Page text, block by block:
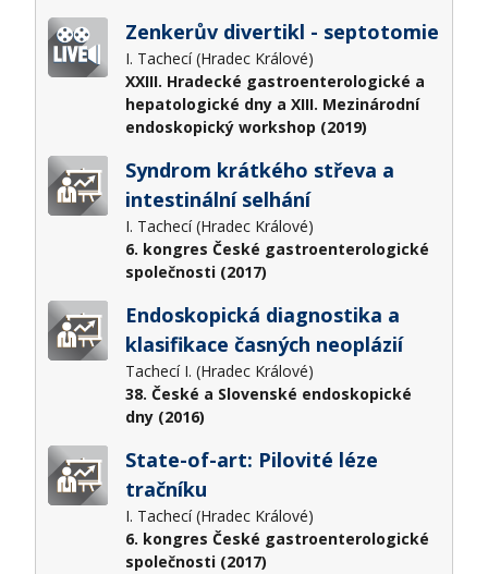
Zenkerův divertikl - septotomie
I. Tachecí (Hradec Králové)
XXIII. Hradecké gastroenterologické a
hepatologické dny a XIII. Mezinárodní
endoskopický workshop (2019)
Syndrom krátkého střeva a
intestinální selhání
I. Tachecí (Hradec Králové)
6. kongres České gastroenterologické
společnosti (2017)
Endoskopická diagnostika a
klasifikace časných neoplázií
Tachecí I. (Hradec Králové)
38. České a Slovenské endoskopické
dny (2016)
State-of-art: Pilovité léze
tračníku
I. Tachecí (Hradec Králové)
6. kongres České gastroenterologické
společnosti (2017)